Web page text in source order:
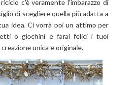
c'è veramente l'imbarazzo di
di scegliere quella più adatta a
idea. Ci vorrà poi un attimo per
o giochini e farai felici i tuoi
unica e originale.